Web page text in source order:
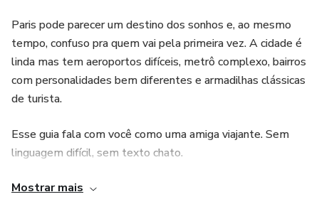
Paris pode parecer um destino dos sonhos e, ao mesmo
tempo, confuso pra quem vai pela primeira vez. A cidade é
linda mas tem aeroportos difíceis, metrô complexo, bairros
com personalidades bem diferentes e armadilhas clássicas
de turista.
Esse guia fala com você como uma amiga viajante. Sem
linguagem difícil, sem texto chato.
✔ O que saber antes de arrumar a mala: documentos, visto
Mostrar mais